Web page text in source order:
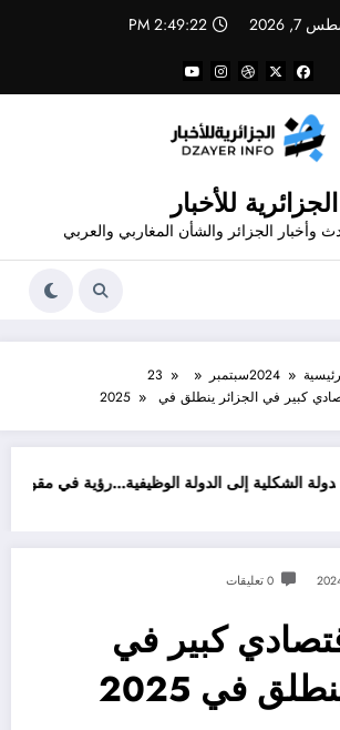
7, 2026
2:49:22 PM
الجزائرية للأخبار
وأخبار الجزائر والشأن المغاربي والعربي
2024سبتمبر
23
كبير في الجزائر ينطلق في 2025
إلى الدولة الوظيفية…رؤية في مقومات الدولة
0 تعليقات
كبير في
في 2025